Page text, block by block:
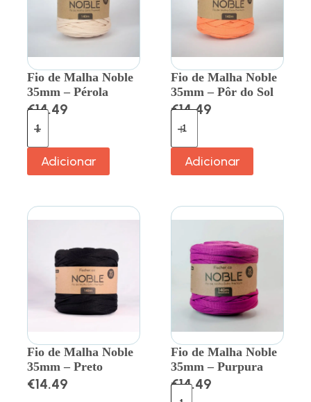
Fio de Malha Noble
35mm – Pérola
€14.49
Adicionar
Fio de Malha Noble
35mm – Pôr do Sol
€14.49
Adicionar
Fio de Malha Noble
35mm – Preto
€14.49
Fio de Malha Noble
35mm – Purpura
€14.49